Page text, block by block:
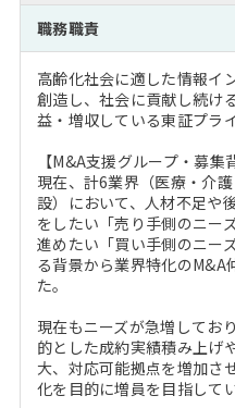
インターン受入企業一覧
MBAを生かす求人特集
注目企業インタビュー
Career Talk Live
MBA NETWORKING
ニュースリリース
職務職責
高齢化社会に適した情報イ
創造し、社会に貢献し続け
益・増収している東証プラ
【M&A支援グループ・募集
現在、計6業界（医療・介
設）において、人材不足や
をしたい「売り手側のニー
進めたい「買い手側のニー
る背景から業界特化のM&A
た。
現在もニーズが急増してお
的とした成約実績積み上げ
大、対応可能拠点を増加さ
化を目的に増員を目指してい